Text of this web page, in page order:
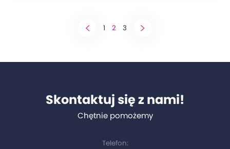
1 2 3
Skontaktuj się z nami!
Chętnie pomożemy
Telefon: